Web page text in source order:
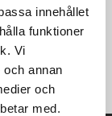
innehållet
funktioner
Vi
annan
och
med.
Huva
polyester •
Två fickor